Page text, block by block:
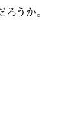
うか。